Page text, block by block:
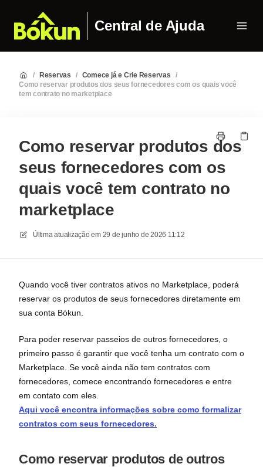
Central de Ajuda
/ Reservas / Comece já e Crie Reservas
/
Como reservar produtos dos seus fornecedores com os quais você
tem contrato no marketplace
Como reservar produtos dos
seus fornecedores com os
quais você tem contrato no
marketplace
Última atualização em 29 de junho de 2026 11:12
Quando você tiver contratos ativos no Marketplace, poderá
reservar os produtos de seus fornecedores diretamente em
sua conta Bókun.
Para poder reservar passeios de outros fornecedores, o
primeiro passo é garantir que você tenha um contrato com o
Marketplace. Se você ainda não tem contratos com
fornecedores, comece encontrando fornecedores e entre
em contato com eles.
Aqui você encontra informações sobre como formalizar
contratos com seus fornecedores.
Como reservar produtos de outros